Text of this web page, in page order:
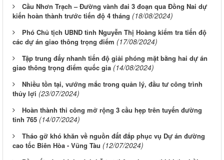
Cầu Nhơn Trạch – Đường vành đai 3 đoạn qua Đồng Nai dự
kiến hoàn thành trước tiến độ 4 tháng (18/08/2024)
Phó Chủ tịch UBND tỉnh Nguyễn Thị Hoàng kiểm tra tiến độ
các dự án giao thông trọng điểm (17/08/2024)
Tập trung đấy nhanh tiến độ giải phóng mặt bằng hai dự án
giao thông trọng điểm quốc gia (14/08/2024)
Nhiều tồn tại, vướng mắc trong quản lý, đầu tư công trình
thủy lợi (23/07/2024)
Hoàn thành thi công mở rộng 3 cầu hẹp trên tuyến đường
tỉnh 765 (14/07/2024)
Tháo gỡ khó khăn về nguồn đất đắp phục vụ Dự án đường
cao tốc Biên Hòa - Vũng Tàu (12/07/2024)